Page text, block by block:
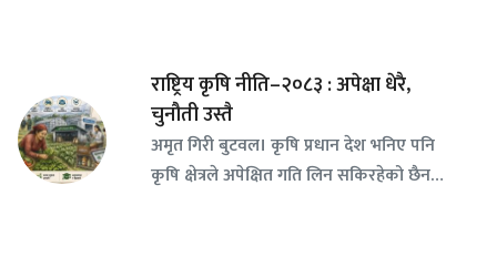
राष्ट्रिय कृषि नीति–२०८३ : अपेक्षा धेरै,
चुनौती उस्तै
अमृत गिरी बुटवल। कृषि प्रधान देश भनिए पनि
कृषि क्षेत्रले अपेक्षित गति लिन सकिरहेको छैन…